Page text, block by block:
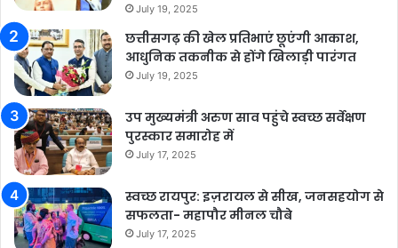
July 19, 2025
छत्तीसगढ़ की खेल प्रतिभाएं छूएंगी आकाश,
आधुनिक तकनीक से होंगे खिलाड़ी पारंगत
July 19, 2025
उप मुख्यमंत्री अरुण साव पहुंचे स्वच्छ सर्वेक्षण
पुरस्कार समारोह में
July 17, 2025
स्वच्छ रायपुर: इज़रायल से सीख, जनसहयोग से
सफलता- महापौर मीनल चौबे
July 17, 2025